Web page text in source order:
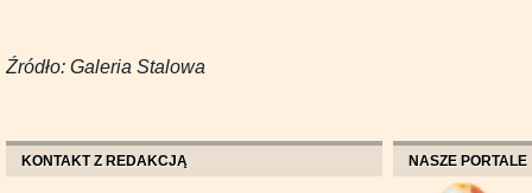
Źródło: Galeria Stalowa
KONTAKT Z REDAKCJĄ NASZE PORTALE